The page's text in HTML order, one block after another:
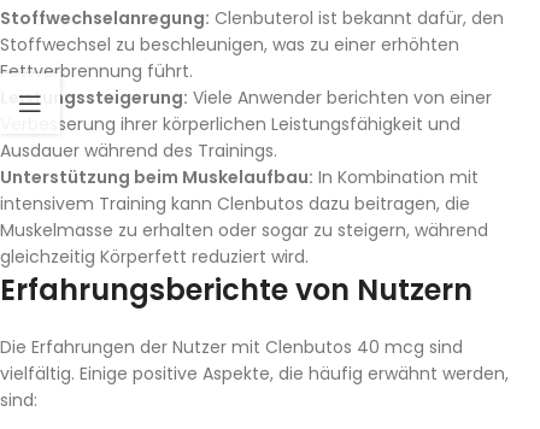
Stoffwechselanregung: Clenbuterol ist bekannt dafür, den
Stoffwechsel zu beschleunigen, was zu einer erhöhten
Fettverbrennung führt.
Leistungssteigerung: Viele Anwender berichten von einer
Verbesserung ihrer körperlichen Leistungsfähigkeit und
Ausdauer während des Trainings.
Unterstützung beim Muskelaufbau: In Kombination mit
intensivem Training kann Clenbutos dazu beitragen, die
Muskelmasse zu erhalten oder sogar zu steigern, während
gleichzeitig Körperfett reduziert wird.
Erfahrungsberichte von Nutzern
Die Erfahrungen der Nutzer mit Clenbutos 40 mcg sind
vielfältig. Einige positive Aspekte, die häufig erwähnt werden,
sind: